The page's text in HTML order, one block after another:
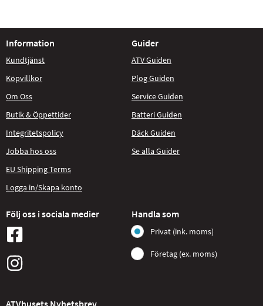
Information
Kundtjänst
Köpvillkor
Om Oss
Butik & Öppettider
Integritetspolicy
Jobba hos oss
EU Shipping Terms
Logga in/Skapa konto
Guider
ATV Guiden
Plog Guiden
Service Guiden
Batteri Guiden
Däck Guiden
Se alla Guider
Följ oss i sociala medier Handla som
Privat (ink. moms)
Företag (ex. moms)
ATVhusets Nyhetsbrev